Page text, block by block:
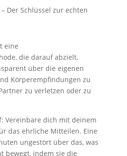
Der Schlüssel zur echten
eine
die darauf abzielt,
über die eigenen
Körperempfindungen zu
zu verletzen oder zu
Vereinbare dich mit deinem
das ehrliche Mitteilen. Eine
ungestört über das, was
bewegt, indem sie die